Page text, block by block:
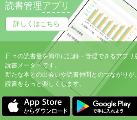
読書管理アプリ
詳しくはこちら
日々の読書量を簡単に記録・管理できるアプリ
読書メーターです。
新たな本との出会いや読書仲間とのつながりが
読書をもっと楽しくします。